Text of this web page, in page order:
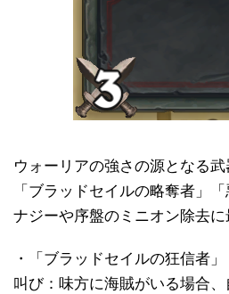
ウォーリアの強さの源となる武
「ブラッドセイルの略奪者」
ナジーや序盤のミニオン除去に
・「ブラッドセイルの狂信者
叫び：味方に海賊がいる場合